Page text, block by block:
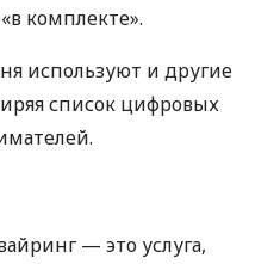
комплекте».
используют и другие
список цифровых
— это услуга,